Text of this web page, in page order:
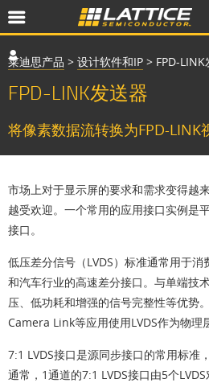
莱迪思产品 > 设计软件和IP > FPD-LINK
FPD-LINK发送器
将像素数据流转换为FPD-LINK
市场上对于显示屏的要求和需求变得越
越受欢迎。一个常用的应用接口实例是
接口。
低压差分信号（LVDS）标准通常用于
和汽车行业的高速差分接口。与单端技
压、低功耗和增强的信号完整性等优势
Camera Link等应用使用LVDS作为物理
7:1 LVDS接口是源同步接口的常用标准
通常，1通道的7:1 LVDS接口由5个